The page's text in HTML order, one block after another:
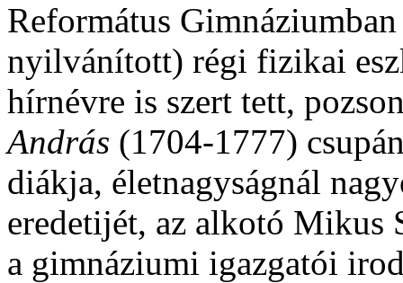
Református
nyilvánított) régi fizikai
hírnévre is szert tett,
András (1704-1777)
diákja, életnagyságnál
eredetijét, az alkotó Mikus
a gimnáziumi igazgatói